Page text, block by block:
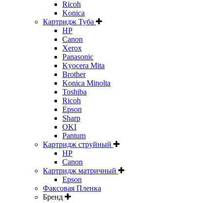
Ricoh
Konica
Картридж Туба
HP
Canon
Xerox
Panasonic
Kyocera Mita
Brother
Konica Minolta
Toshiba
Ricoh
Epson
Sharp
OKI
Pantum
Картридж струйный
HP
Canon
Картридж матричный
Epson
Факсовая Пленка
Бренд